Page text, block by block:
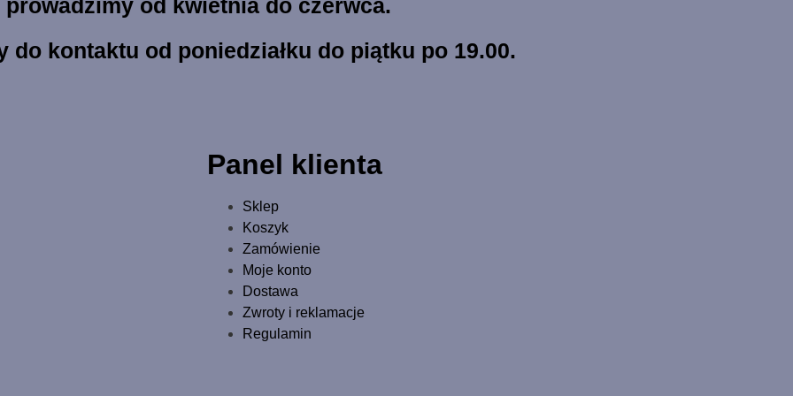
prowadzimy od kwietnia do czerwca.
do kontaktu od poniedziałku do piątku po 19.00.
Panel klienta
Sklep
Koszyk
Zamówienie
Moje konto
Dostawa
Zwroty i reklamacje
Regulamin